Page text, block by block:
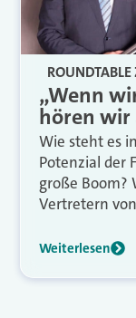
„Wenn
hören wir
Wie steht es
Potenzial der
große Boom?
Vertretern
Weiterlesen